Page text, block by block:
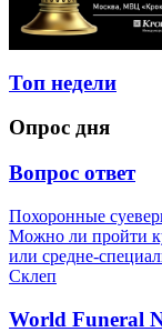
Топ недели
Опрос дня
Вопрос ответ
Похоронные
Можно ли пройти
или средне-
Склеп
World Funeral